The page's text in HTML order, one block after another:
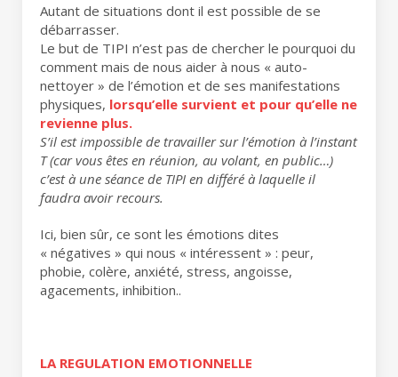
Autant de situations dont il est possible de se
débarrasser.
Le but de TIPI n’est pas de chercher le pourquoi du
comment mais de nous aider à nous « auto-
nettoyer » de l’émotion et de ses manifestations
physiques, lorsqu’elle survient et pour qu’elle ne
revienne plus.
S’il est impossible de travailler sur l’émotion à l’instant
T (car vous êtes en réunion, au volant, en public…)
c’est à une séance de TIPI en différé à laquelle il
faudra avoir recours.
Ici, bien sûr, ce sont les émotions dites
« négatives » qui nous « intéressent » : peur,
phobie, colère, anxiété, stress, angoisse,
agacements, inhibition..
LA REGULATION EMOTIONNELLE